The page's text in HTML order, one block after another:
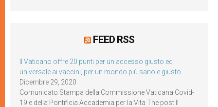
FEED RSS
Il Vaticano offre 20 punti per un accesso giusto ed
universale ai vaccini, per un mondo più sano e giusto
Dicembre 29, 2020
Comunicato Stampa della Commissione Vaticana Covid-
19 e della Pontificia Accademia per la Vita The post Il